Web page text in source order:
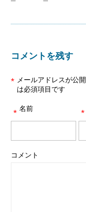
コメントを残す
メールアドレスが公
*
は必須項目です
名前
* *
コメント